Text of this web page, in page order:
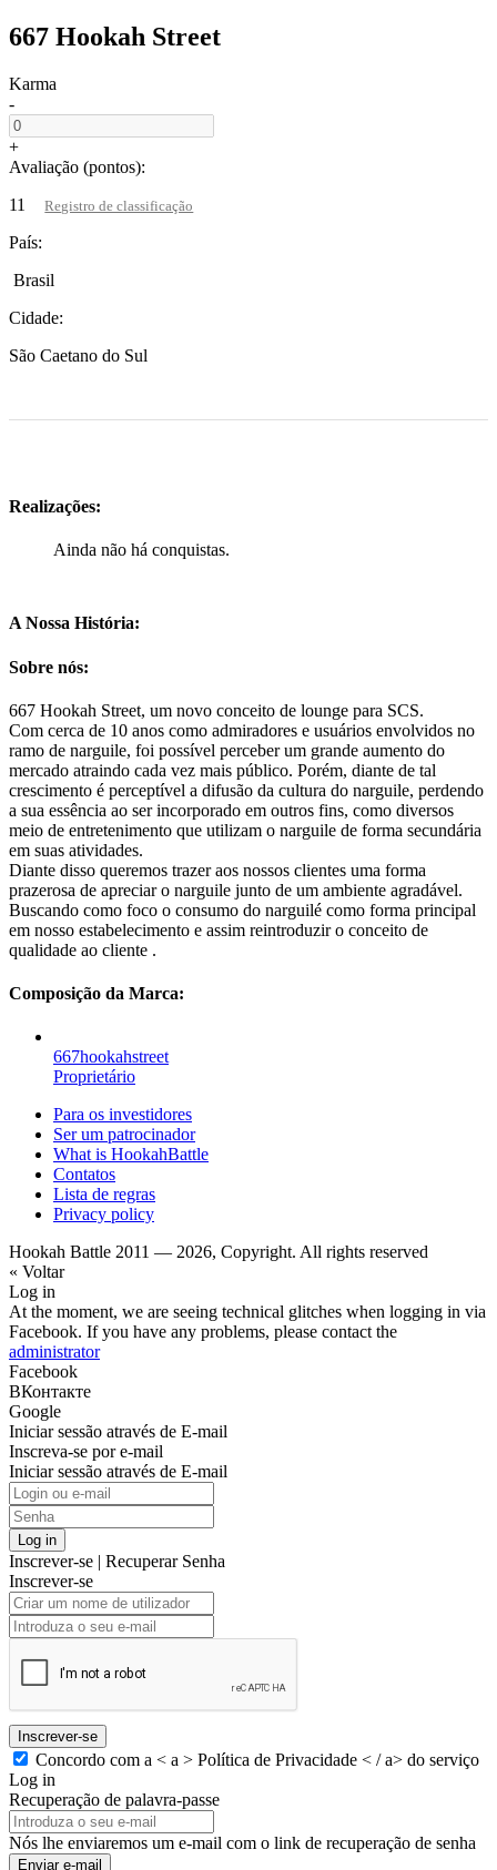
667 Hookah Street
Karma
-
+
Avaliação (pontos):
11
Registro de classificação
País:
Brasil
Cidade:
São Caetano do Sul
Realizações:
Ainda não há conquistas.
A Nossa História:
Sobre nós:
667 Hookah Street, um novo conceito de lounge para SCS.
Com cerca de 10 anos como admiradores e usuários envolvidos no
ramo de narguile, foi possível perceber um grande aumento do
mercado atraindo cada vez mais público. Porém, diante de tal
crescimento é perceptível a difusão da cultura do narguile, perdendo
a sua essência ao ser incorporado em outros fins, como diversos
meio de entretenimento que utilizam o narguile de forma secundária
em suas atividades.
Diante disso queremos trazer aos nossos clientes uma forma
prazerosa de apreciar o narguile junto de um ambiente agradável.
Buscando como foco o consumo do narguilé como forma principal
em nosso estabelecimento e assim reintroduzir o conceito de
qualidade ao cliente .
Composição da Marca:
667hookahstreet
Proprietário
Para os investidores
Ser um patrocinador
What is HookahBattle
Contatos
Lista de regras
Privacy policy
Hookah Battle 2011 — 2026, Copyright. All rights reserved
« Voltar
Log in
At the moment, we are seeing technical glitches when logging in via
Facebook. If you have any problems, please contact the
administrator
Facebook
ВКонтакте
Google
Iniciar sessão através de E-mail
Inscreva-se por e-mail
Iniciar sessão através de E-mail
Log in
Inscrever-se | Recuperar Senha
Inscrever-se
Inscrever-se
Concordo com a < a > Política de Privacidade < / a> do serviço
Log in
Recuperação de palavra-passe
Nós lhe enviaremos um e-mail com o link de recuperação de senha
Enviar e-mail